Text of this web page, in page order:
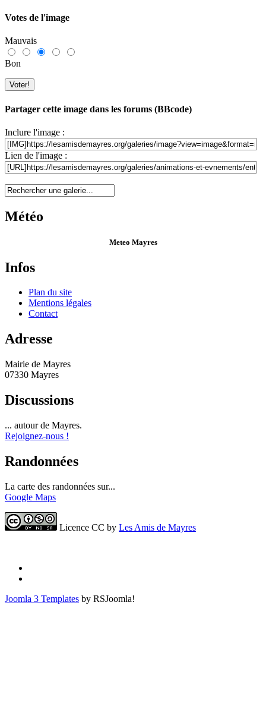
Votes de l'image
Mauvais
Bon
Partager cette image dans les forums (BBcode)
Inclure l'image :
Lien de l'image :
Météo
Meteo Mayres
Infos
Plan du site
Mentions légales
Contact
Adresse
Mairie de Mayres
07330 Mayres
Discussions
... autour de Mayres.
Rejoignez-nous !
Randonnées
La carte des randonnées sur...
Google Maps
Licence CC by Les Amis de Mayres
Joomla 3 Templates by RSJoomla!